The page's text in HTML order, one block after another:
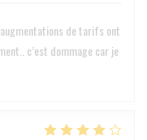
de tarifs ont
c’est dommage car je